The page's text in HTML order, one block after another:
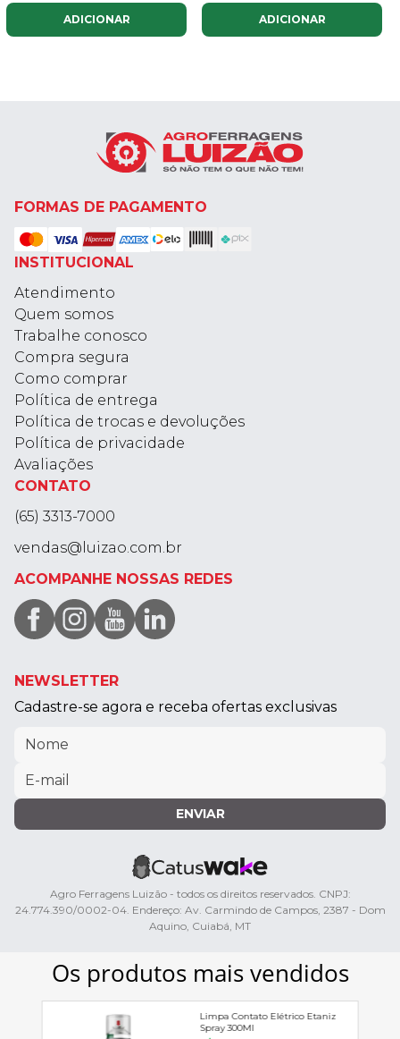
ADICIONAR ADICIONAR
FORMAS DE PAGAMENTO
INSTITUCIONAL
Atendimento
Quem somos
Trabalhe conosco
Compra segura
Como comprar
Política de entrega
Política de trocas e devoluções
Política de privacidade
Avaliações
CONTATO
(65) 3313-7000
vendas@luizao.com.br
ACOMPANHE NOSSAS REDES
NEWSLETTER
Cadastre-se agora e receba ofertas exclusivas
ENVIAR
Agro Ferragens Luizão - todos os direitos reservados. CNPJ:
24.774.390/0002-04. Endereço: Av. Carmindo de Campos, 2387 - Dom
Aquino, Cuiabá, MT